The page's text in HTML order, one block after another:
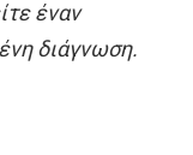
έναν
διάγνωση.